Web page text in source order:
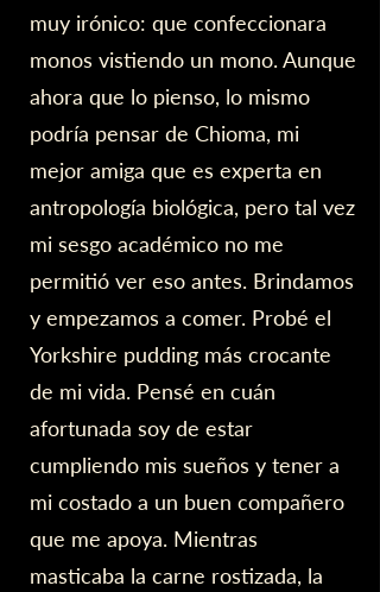
muy irónico: que confeccionara
monos vistiendo un mono. Aunque
ahora que lo pienso, lo mismo
podría pensar de Chioma, mi
mejor amiga que es experta en
antropología biológica, pero tal vez
mi sesgo académico no me
permitió ver eso antes. Brindamos
y empezamos a comer. Probé el
Yorkshire pudding más crocante
de mi vida. Pensé en cuán
afortunada soy de estar
cumpliendo mis sueños y tener a
mi costado a un buen compañero
que me apoya. Mientras
masticaba la carne rostizada, la